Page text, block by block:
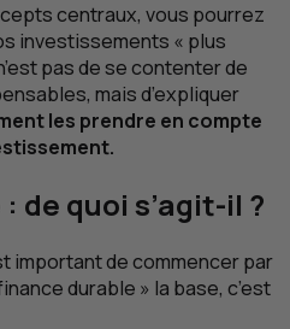
centraux, vous pourrez
investissements « plus
pas de se contenter de
mais d’expliquer
les prendre en compte
de quoi s’agit-il ?
important de commencer par
durable » la base, c’est